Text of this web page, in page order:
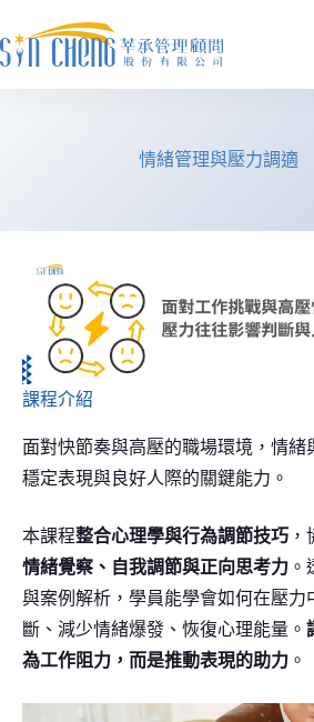
情緒管理與壓力調適
課程介紹
面對快節奏與高壓的職場環境，情緒
穩定表現與良好人際的關鍵能力。
本課程整合心理學與行為調節技巧
情緒覺察、自我調節與正向思考力 。
與案例解析，學員能學會如何在壓力
斷、減少情緒爆發、恢復心理能量。
為工作阻力，而是推動表現的助力 。